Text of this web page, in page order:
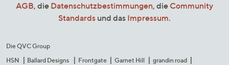
AGB, die Datenschutzbestimmungen, die Community
Standards und das Impressum.
Die QVC Group
HSN
Ballard Designs Frontgate Garnet Hill
grandin road